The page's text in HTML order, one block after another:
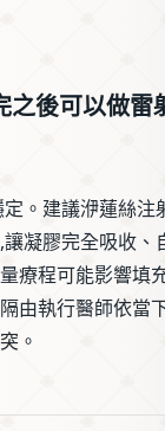
之後可以做雷
。建議洢蓮絲注
凝膠完全吸收、
療程可能影響填
由執行醫師依當
。